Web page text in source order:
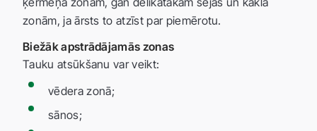
zonām, ja ārsts to atzīst par piemērotu.
Biežāk apstrādājamās zonas
Tauku atsūkšanu var veikt:
vēdera zonā;
sānos;